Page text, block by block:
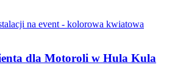
dla Motoroli w Hula Kula